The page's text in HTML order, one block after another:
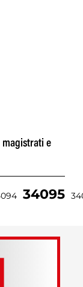
magistrati e
34095